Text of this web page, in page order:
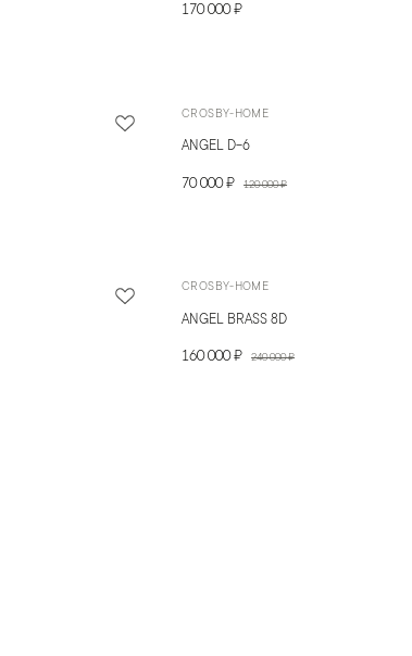
170 000 ₽
CROSBY-HOME
ANGEL D-6
70 000 ₽ 120 000 ₽
CROSBY-HOME
ANGEL BRASS 8D
160 000 ₽ 240 000 ₽